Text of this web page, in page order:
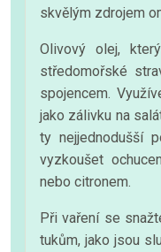
skvělým zdrojem
Olivový olej,
středomořské
spojencem.
jako zálivku na
ty nejjednodušší
vyzkoušet
nebo citronem.
Při vaření se
tukům, jako jsou